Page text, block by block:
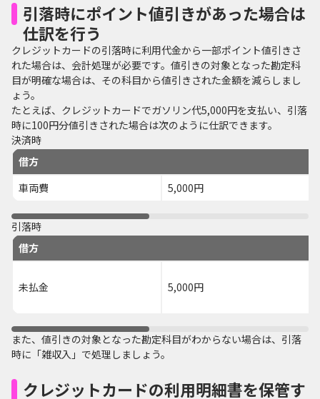
引落時にポイント値引きがあった場合は
仕訳を行う
クレジットカードの引落時に利用代金から一部ポイント値引きさ
れた場合は、会計処理が必要です。値引きの対象となった勘定科
目が明確な場合は、その科目から値引きされた金額を減らしまし
ょう。
たとえば、クレジットカードでガソリン代5,000円を支払い、引落
時に100円分値引きされた場合は次のように仕訳できます。
決済時
借方
車両費
5,000円
引落時
借方
未払金 5,000円
また、値引きの対象となった勘定科目がわからない場合は、引落
時に「雑収入」で処理しましょう。
クレジットカードの利用明細書を保管す